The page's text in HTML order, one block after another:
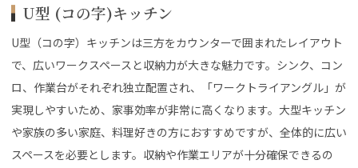
U型 (コの字)キッチン
U型（コの字）キッチンは三方をカウンターで囲まれたレイアウト
で、広いワークスペースと収納力が大きな魅力です。シンク、コン
ロ、作業台がそれぞれ独立配置され、「ワークトライアングル」が
実現しやすいため、家事効率が非常に高くなります。大型キッチン
や家族の多い家庭、料理好きの方におすすめですが、全体的に広い
スペースを必要とします。収納や作業エリアが十分確保できるの